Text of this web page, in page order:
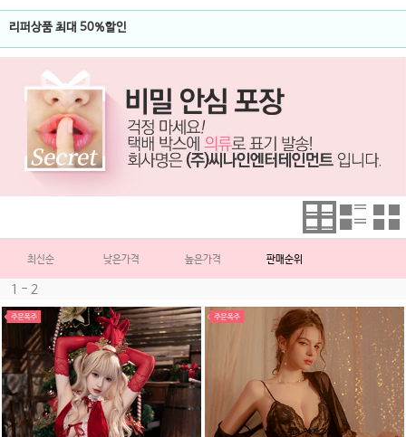
리퍼상품 최대 50%할인
최신순 낮은가격 높은가격 판매순위
1 - 2